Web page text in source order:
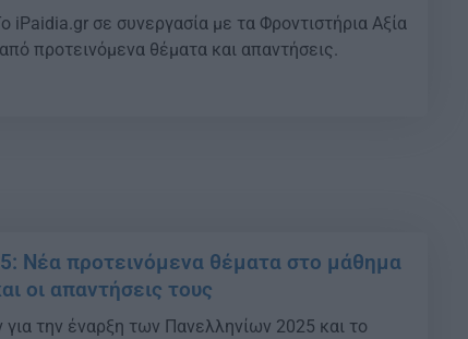
iPaidia.gr σε συνεργασία με τα Φροντιστήρια Αξία
προτεινόμενα θέματα και απαντήσεις.
Νέα προτεινόμενα θέματα στο μάθημα
οι απαντήσεις τους
για την έναρξη των Πανελληνίων 2025 και το